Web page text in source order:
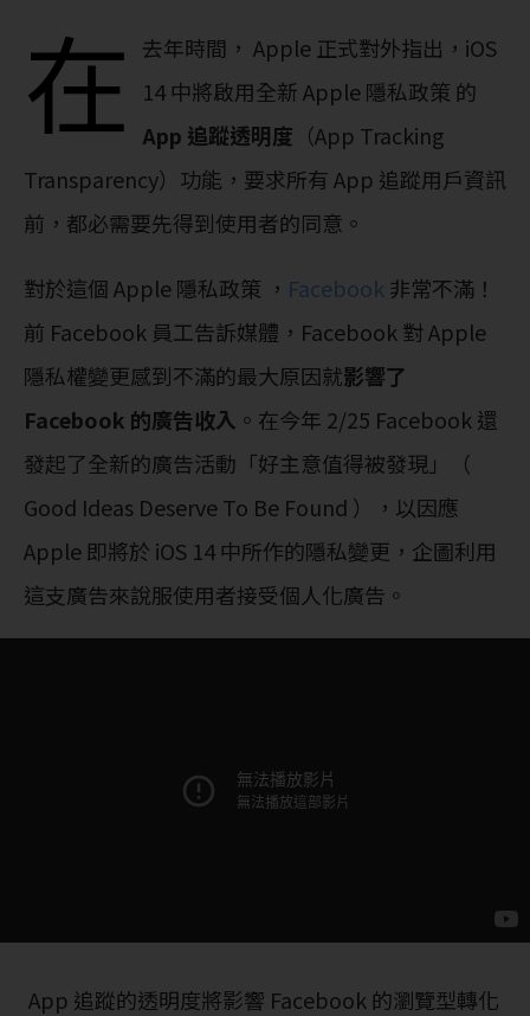
在
去年時間， Apple 正式對外指出，iOS
14 中將啟用全新 Apple 隱私政策 的
App 追蹤透明度 （App Tracking
Transparency）功能，要求所有 App 追蹤用戶資訊
前，都必需要先得到使用者的同意。
對於這個 Apple 隱私政策 ， Facebook 非常不滿！
前 Facebook 員工告訴媒體，Facebook 對 Apple
隱私權變更感到不滿的最大原因就影響了
Facebook 的廣告收入 。在今年 2/25 Facebook 還
發起了全新的廣告活動「好主意值得被發現」（
Good Ideas Deserve To Be Found ），以因應
Apple 即將於 iOS 14 中所作的隱私變更，企圖利用
這支廣告來說服使用者接受個人化廣告。
App 追蹤的透明度將影響 Facebook 的瀏覽型轉化